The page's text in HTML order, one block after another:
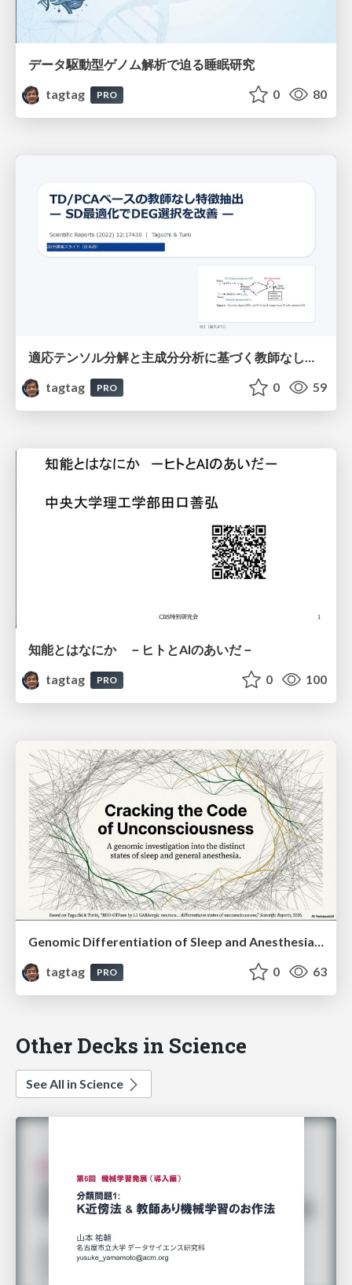
データ駆動型ゲノム解析で迫る睡眠研究
tagtag
PRO 0 80
tagtag
PRO 0 59
知能とはなにか －ヒトとAIのあいだ－
tagtag
PRO 0 100
Genomic Differentiation of Sleep and Anesthesia: The Role of RHO GTPase and Cortical Neurons
tagtag
PRO 0 63
Other Decks in Science
See All in Science